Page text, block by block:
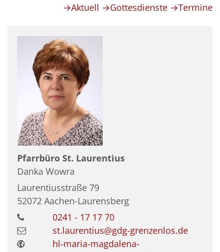
→Aktuell →Gottesdienste →Termine
Pfarrbüro St. Laurentius
Danka Wowra
Laurentiusstraße 79
52072 Aachen-Laurensberg
0241 - 17 17 70
st.laurentius@gdg-grenzenlos.de
hl-maria-magdalena-